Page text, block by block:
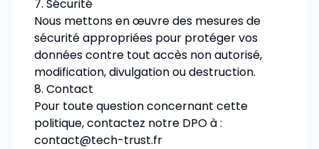
7. Sécurité
Nous mettons en œuvre des mesures de
sécurité appropriées pour protéger vos
données contre tout accès non autorisé,
modification, divulgation ou destruction.
8. Contact
Pour toute question concernant cette
politique, contactez notre DPO à :
contact@tech-trust.fr